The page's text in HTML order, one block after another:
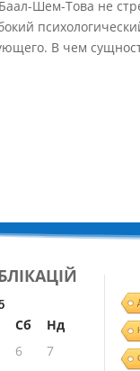
Шем-Това не
В чем
Сб
Нд
6
7